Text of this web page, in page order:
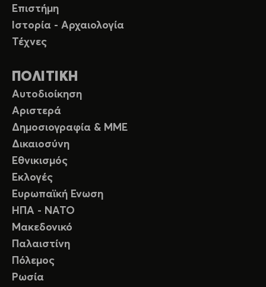
Επιστήμη
Ιστορία - Αρχαιολογία
Τέχνες
ΠΟΛΙΤΙΚΗ
Αυτοδιοίκηση
Αριστερά
Δημοσιογραφία & ΜΜΕ
Δικαιοσύνη
Εθνικισμός
Εκλογές
Ευρωπαϊκή Ενωση
ΗΠΑ - ΝΑΤΟ
Μακεδονικό
Παλαιστίνη
Πόλεμος
Ρωσία